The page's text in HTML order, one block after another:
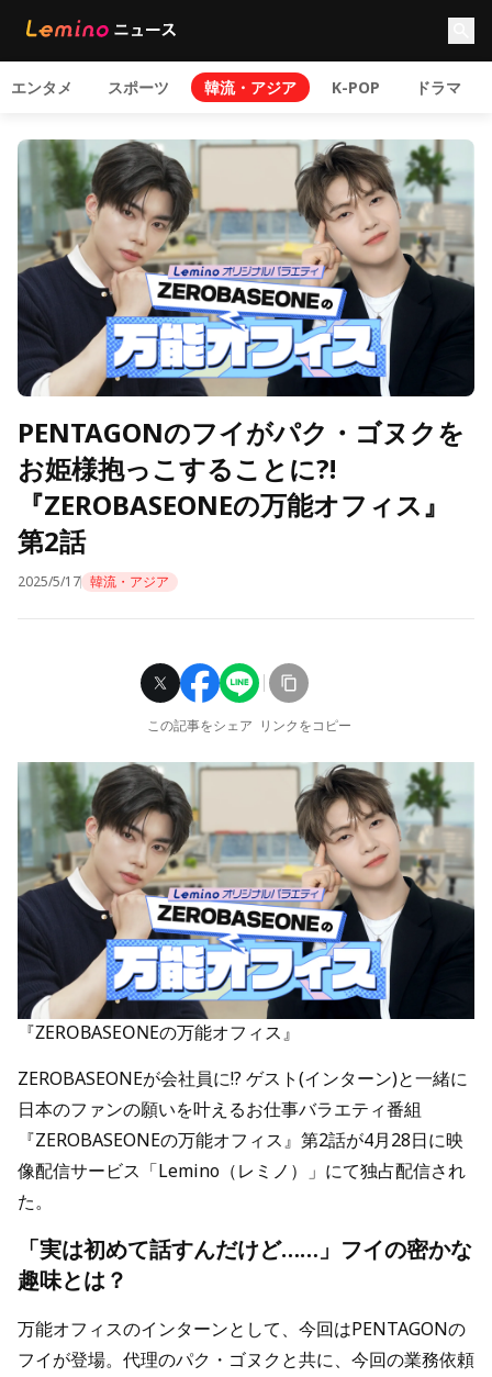
エンタメ スポーツ 韓流・アジア K-POP ドラマ
PENTAGONのフイがパク・ゴヌクを
お姫様抱っこすることに?!
『ZEROBASEONEの万能オフィス』
第2話
2025/5/17 韓流・アジア
この記事をシェア リンクをコピー
『ZEROBASEONEの万能オフィス』
ZEROBASEONEが会社員に!? ゲスト(インターン)と一緒に
日本のファンの願いを叶えるお仕事バラエティ番組
『ZEROBASEONEの万能オフィス』第2話が4月28日に映
像配信サービス「Lemino（レミノ）」にて独占配信され
た。
「実は初めて話すんだけど……」フイの密かな
趣味とは？
万能オフィスのインターンとして、今回はPENTAGONの
フイが登場。代理のパク・ゴヌクと共に、今回の業務依頼